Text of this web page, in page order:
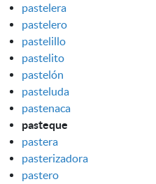
pastelera
pastelero
pastelillo
pastelito
pastelón
pasteluda
pastenaca
pasteque
pastera
pasterizadora
pastero